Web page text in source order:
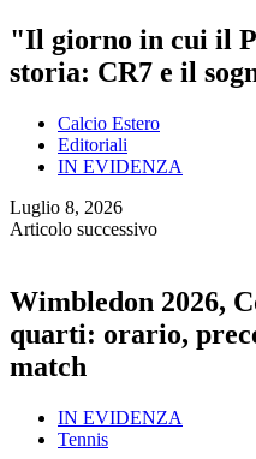
"Il giorno in cui il
storia: CR7 e il
Calcio Estero
Editoriali
IN EVIDENZA
Luglio 8, 2026
Articolo successivo
Wimbledon 2026,
quarti: orario,
match
IN EVIDENZA
Tennis